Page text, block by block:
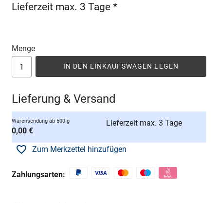
Lieferzeit max. 3 Tage *
Menge
IN DEN EINKAUFSWAGEN LEGEN
Lieferung & Versand
Warensendung ab 500 g
0,00 €
Lieferzeit max. 3 Tage
Zum Merkzettel hinzufügen
Zahlungsarten: